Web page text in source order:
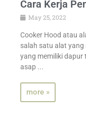
Cara Kerja
May 25, 2022
Cooker Hood atau
salah satu alat
yang memiliki dapur
asap ...
more »